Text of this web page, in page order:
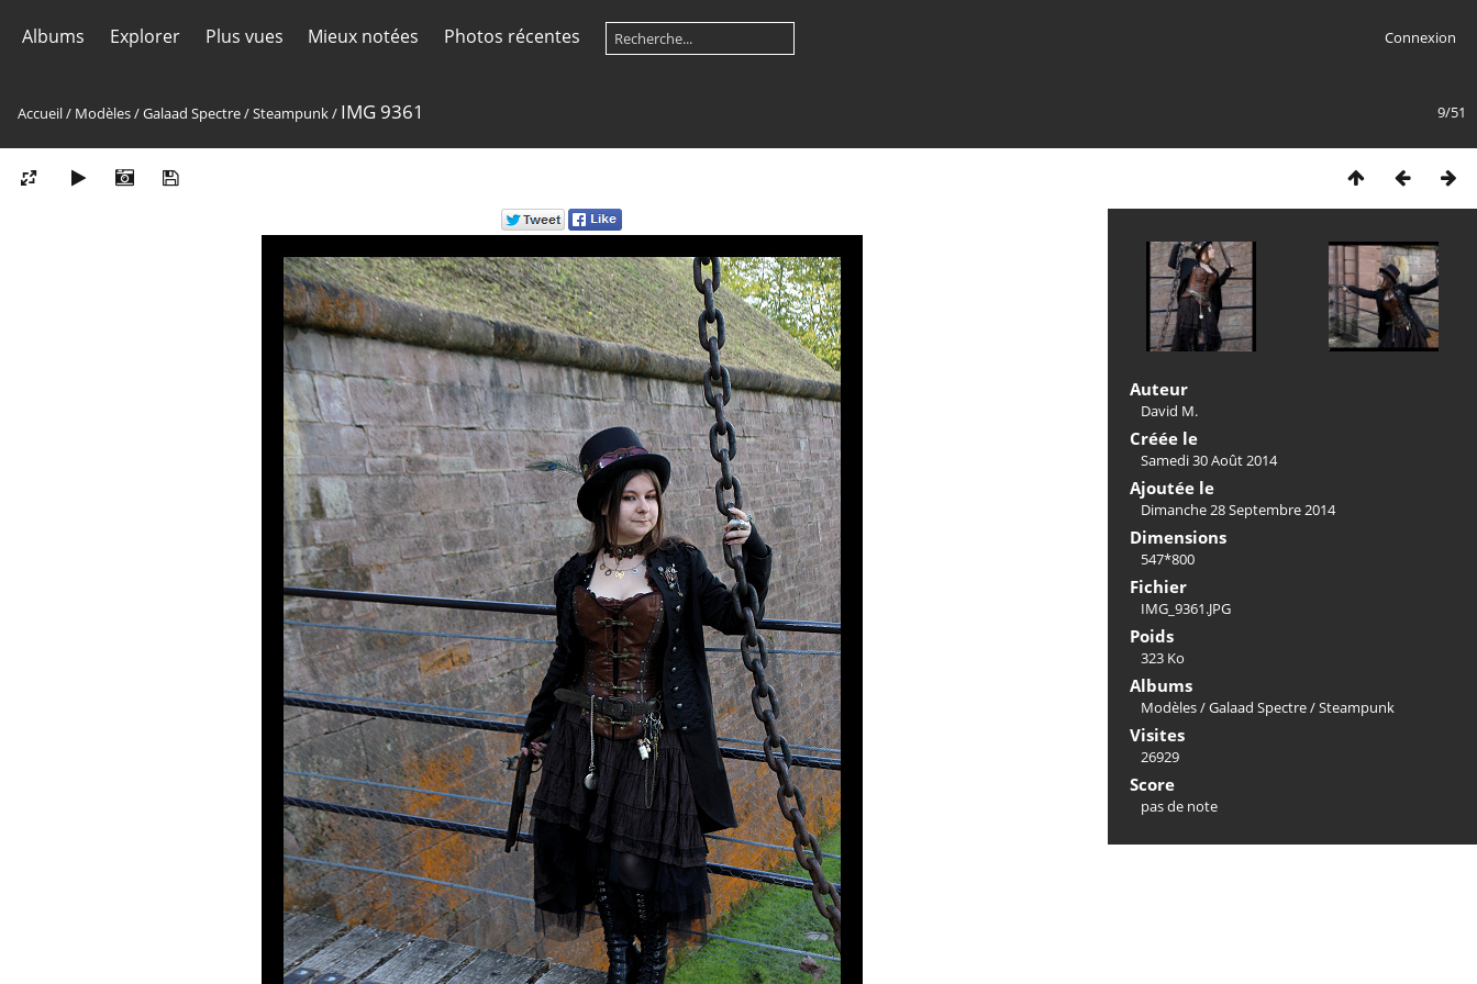
Albums Explorer Plus vues Mieux notées Photos récentes Connexion
9/51
Accueil/ Modèles/Galaad Spectre/Steampunk/ IMG 9361
Auteur
David M.
Créée le
Samedi 30 Août 2014
Ajoutée le
Dimanche 28 Septembre 2014
Dimensions
547*800
Fichier
IMG_9361.JPG
Poids
323 Ko
Albums
Modèles/Galaad Spectre/Steampunk
Visites
26929
Score
pas de note